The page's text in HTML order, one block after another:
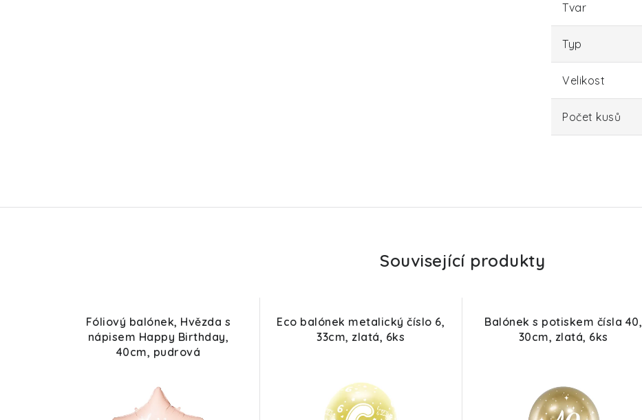
Tvar
Typ
Velikost
Počet kusů
Související produkty
Fóliový balónek, Hvězda s
nápisem Happy Birthday,
40cm, pudrová
Eco balónek metalický číslo 6,
33cm, zlatá, 6ks
Balónek s potiskem čísla 40,
30cm, zlatá, 6ks